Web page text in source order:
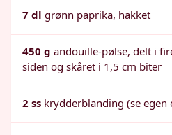
7 dl grønn paprika, hakket
450 g andouille-pølse, delt i
siden og skåret i 1,5 cm biter
2 ss krydderblanding (se egen